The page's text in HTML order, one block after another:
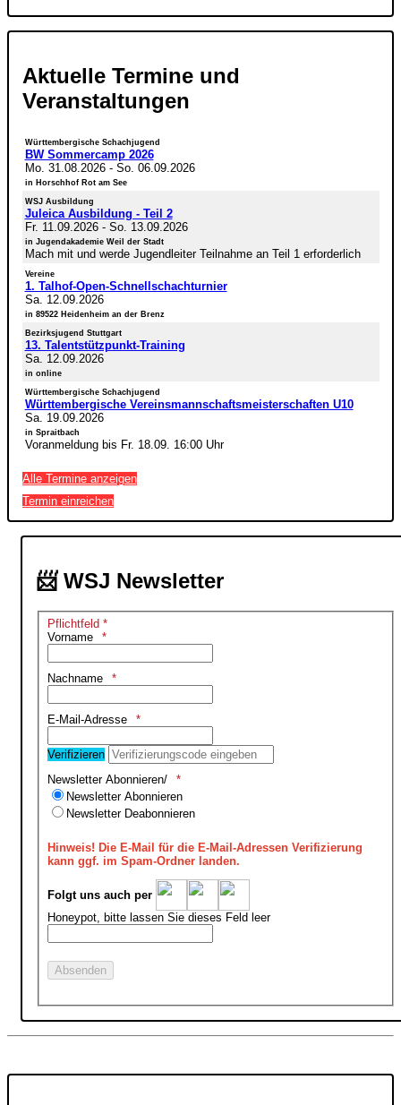
Aktuelle Termine und
Veranstaltungen
Württembergische Schachjugend
BW Sommercamp 2026
Mo. 31.08.2026- So. 06.09.2026
in Horschhof Rot am See
WSJ Ausbildung
Juleica Ausbildung - Teil 2
Fr. 11.09.2026- So. 13.09.2026
in Jugendakademie Weil der Stadt
Mach mit und werde Jugendleiter Teilnahme an Teil 1 erforderlich
Vereine
1. Talhof-Open-Schnellschachturnier
Sa. 12.09.2026
in 89522 Heidenheim an der Brenz
Bezirksjugend Stuttgart
13. Talentstützpunkt-Training
Sa. 12.09.2026
in online
Württembergische Schachjugend
Württembergische Vereinsmannschaftsmeisterschaften U10
Sa. 19.09.2026
in Spraitbach
Voranmeldung bis Fr. 18.09. 16:00 Uhr
Alle Termine anzeigen
Termin einreichen
📨 WSJ Newsletter
Pflichtfeld *
Vorname
Nachname
E-Mail-Adresse
Verifizieren
Newsletter Abonnieren/
Newsletter Abonnieren
Newsletter Deabonnieren
Hinweis! Die E-Mail für die E-Mail-Adressen Verifizierung
kann ggf. im Spam-Ordner landen.
Folgt uns auch per
Honeypot, bitte lassen Sie dieses Feld leer